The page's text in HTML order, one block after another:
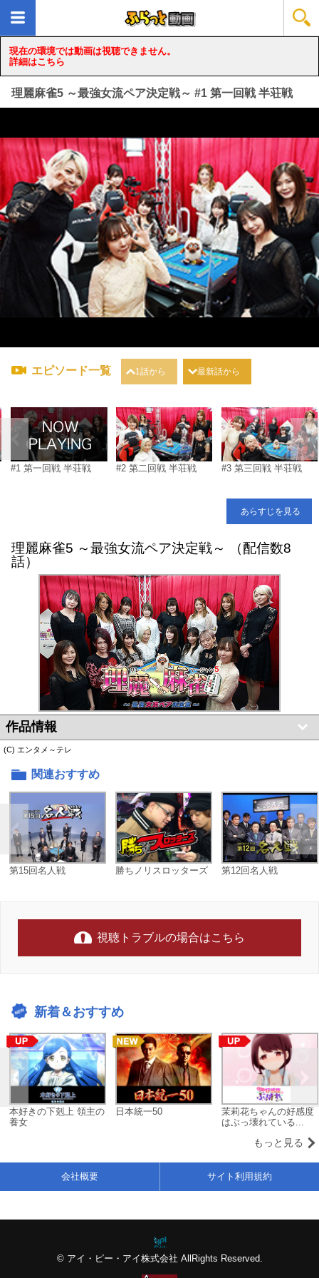
現在の環境では動画は視聴できません。
詳細はこちら
理麗麻雀5 ～最強女流ペア決定戦～ #1 第一回戦 半荘戦
loading...
エピソード一覧 1話から 最新話から
#1 第一回戦 半荘戦 #2 第二回戦 半荘戦 #3 第三回戦 半荘戦
あらすじを見る
理麗麻雀5 ～最強女流ペア決定戦～ （配信数8
話）
作品情報
(C) エンタメ～テレ
関連おすすめ
第15回名人戦 勝ちノリスロッターズ 第12回名人戦
視聴トラブルの場合はこちら
新着＆おすすめ
本好きの下剋上 領主の
養女
日本統一50
茉莉花ちゃんの好感度
はぶっ壊れている...
もっと見る
© アイ・ピー・アイ株式会社 AllRights Reserved.
会社概要 サイト利用規約